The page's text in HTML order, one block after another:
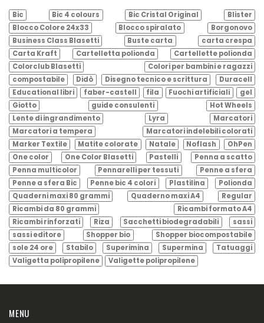
Bic Bic 4 colours Bic Cristal Original
Blister
Blocco Colore 24x33
Blocco spiralato
Borgonovo
Business Class Blasetti
Buste carta
carta crespa
Carta Kraft
Cartelletta polionda
Cartellette polionda
Colorclub Blasetti
Colori per bambini e ragazzi
compostabile
Didò Disegno tecnico e scrittura
Duracell
Educational libri
faber-castell fila Fuochi artificiali
gel
Giotto
guide consulenti
Hot Wheels
Lente di ingrandimento
Lyra
Marcatori
Marcatori a tempera
Marcatori indelebili colorati
Marker Textile
Matite colorate Natale Noflash
OhPen
One color
One Color Blasetti Pastelli
Penna a scatto
Penna multicolor
Pennarelli per tessuti
Penne a sfera
Penne a sfera Bic
Penne bic 4 colori Plastilina
Polionda
Quaderni maxi 80 grammi
Quaderno maxi A4
Regular
Ricambi da 80 grammi
Ricambi formato A4
Ricambi rinforzati
Riza Sacchetti biodegradabili
sassi
sassi editore
Shopper bio
Shopper biocompostabile
sole 24 ore
Stabilo Superimina Supermina
Tatuaggi
Valigetta polipropilene
Valigette polipropilene
MENU